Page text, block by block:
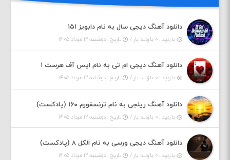
دانلود آهنگ دیجی سال به نام دابویز ۱۵۱
بازدید : ۰ بازدید بار / تاریخ : دوشنبه ۱۲ مرداد ۱۴۰۵
دانلود آهنگ دیجی ام تی به نام ایس آف هرست ۱
بازدید : ۰ بازدید بار / تاریخ : دوشنبه ۱۲ مرداد ۱۴۰۵
دانلود آهنگ ریلجی به نام ترنسفورم ۱۶۰ (پادکست)
بازدید : ۰ بازدید بار / تاریخ : دوشنبه ۱۲ مرداد ۱۴۰۵
دانلود آهنگ دیجی ورسی به نام الکل ۸ (پادکست)
بازدید : ۰ بازدید بار / تاریخ : دوشنبه ۱۲ مرداد ۱۴۰۵